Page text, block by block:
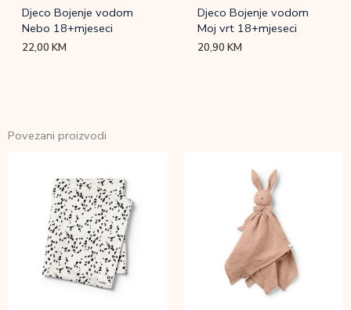
Djeco Bojenje vodom
Nebo 18+mjeseci
22,00KM
Djeco Bojenje vodom
Moj vrt 18+mjeseci
20,90KM
Povezani proizvodi